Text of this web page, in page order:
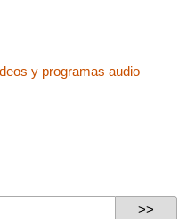
y programas audio